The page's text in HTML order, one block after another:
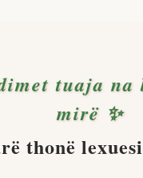
tuaja na
mirë ✨
thonë